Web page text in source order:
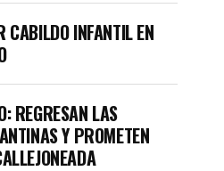
CABILDO INFANTIL EN
REGRESAN LAS
Y PROMETEN